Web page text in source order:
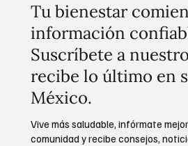
Tu bienestar
información
Suscríbete a
recibe lo último en
México.
Vive más saludable, infórmate
comunidad y recibe consejos,